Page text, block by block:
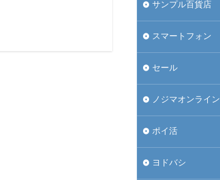
サンプル百貨店
スマートフォン
セール
ノジマオンライン
ポイ活
ヨドバシ